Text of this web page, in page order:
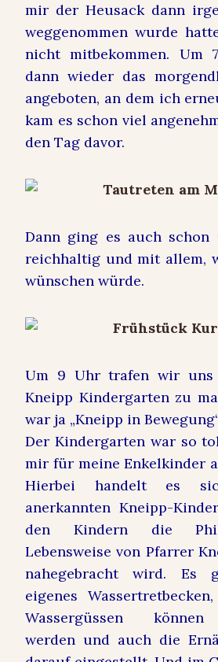
mir der Heusack dann
weggenommen wurde
nicht mitbekommen. Um
dann wieder das
angeboten, an dem ich
kam es schon viel
den Tag davor.
Dann ging es auch schon
reichhaltig und mit allem,
wünschen würde.
Um 9 Uhr trafen wir uns
Kneipp Kindergarten zu
war ja „Kneipp in
Der Kindergarten war so
mir für meine Enkelkinder
Hierbei handelt es
anerkannten Kneipp-
den Kindern die
Lebensweise von Pfarrer
nahegebracht wird. Es
eigenes
Wassergüssen
werden und auch die